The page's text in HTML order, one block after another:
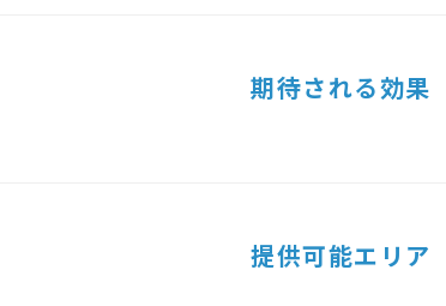
期待される効果
提供可能エリア